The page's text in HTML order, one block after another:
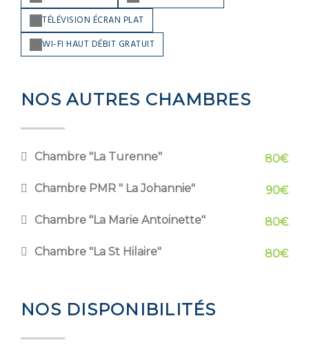
TÉLÉVISION ÉCRAN PLAT
WI-FI HAUT DÉBIT GRATUIT
NOS AUTRES CHAMBRES
Chambre "La Turenne" 80€
Chambre PMR " La Johannie" 90€
Chambre "La Marie Antoinette" 80€
Chambre "La St Hilaire" 80€
NOS DISPONIBILITÉS